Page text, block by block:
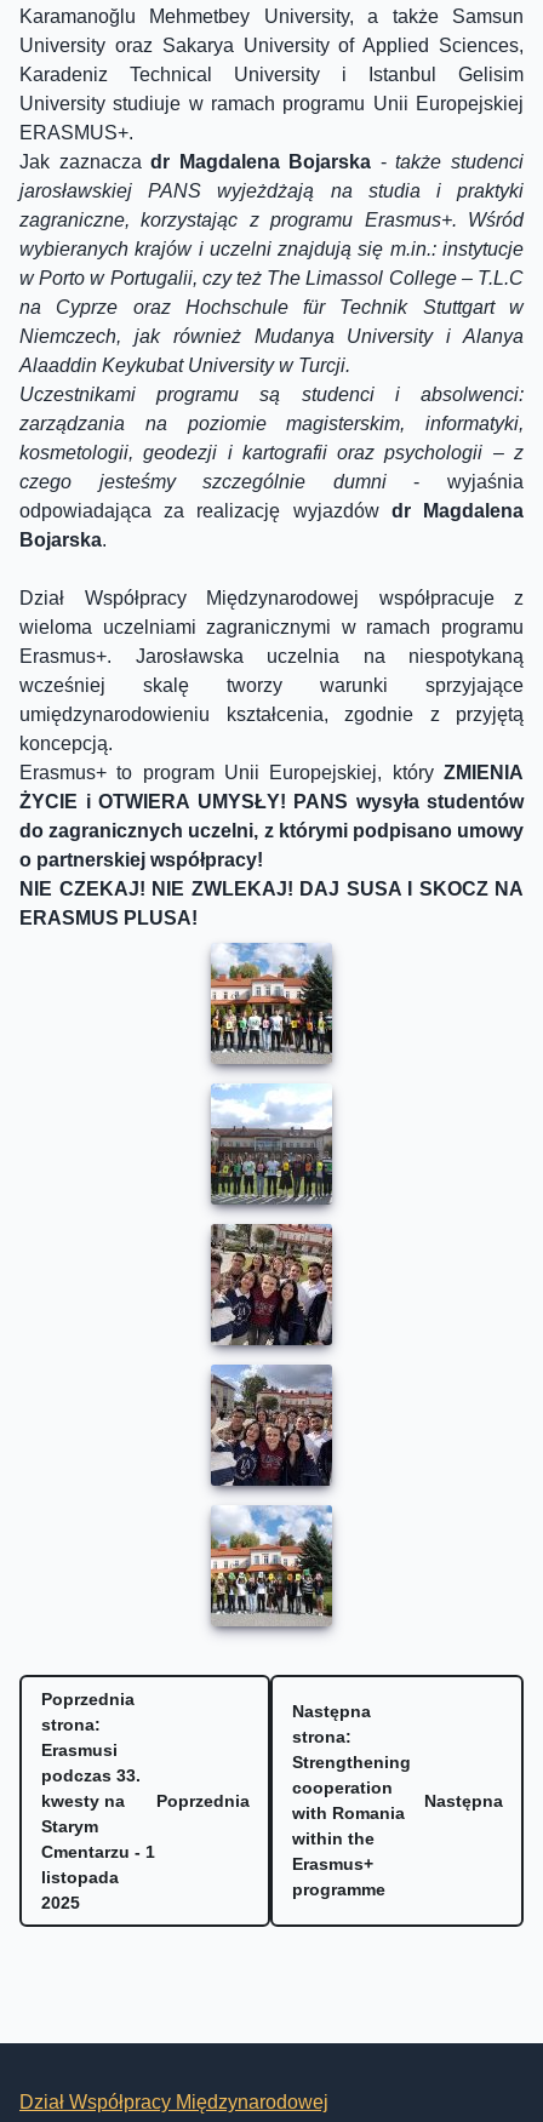
Karamanoğlu Mehmetbey University, a także Samsun
University oraz Sakarya University of Applied Sciences,
Karadeniz Technical University i Istanbul Gelisim
University studiuje w ramach programu Unii Europejskiej
ERASMUS+.
Jak zaznaczadr Magdalena Bojarska -także studenci
jarosławskiej PANS wyjeżdżają na studia i praktyki
zagraniczne, korzystając z programu Erasmus+. Wśród
wybieranych krajów i uczelni znajdują się m.in.: instytucje
w Porto w Portugalii, czy też The Limassol College – T.L.C
na Cyprze oraz Hochschule für Technik Stuttgart w
Niemczech, jak również Mudanya University i Alanya
Alaaddin Keykubat University w Turcji.
Uczestnikami programu są studenci i absolwenci:
zarządzania na poziomie magisterskim, informatyki,
kosmetologii, geodezji i kartografii oraz psychologii – z
czego jesteśmy szczególnie dumni- wyjaśnia
odpowiadająca za realizację wyjazdów dr Magdalena
Bojarska.
Dział Współpracy Międzynarodowej współpracuje z
wieloma uczelniami zagranicznymi w ramach programu
Erasmus+. Jarosławska uczelnia na niespotykaną
wcześniej skalę tworzy warunki sprzyjające
umiędzynarodowieniu kształcenia, zgodnie z przyjętą
koncepcją.
Erasmus+ to program Unii Europejskiej, któryZMIENIA
ŻYCIE i OTWIERA UMYSŁY! PANS wysyła studentów
do zagranicznych uczelni, z którymi podpisano umowy
o partnerskiej współpracy!
NIE CZEKAJ! NIE ZWLEKAJ! DAJ SUSA I SKOCZ NA
ERASMUS PLUSA!
Poprzednia
strona:
Erasmusi
podczas 33.
kwesty na
Starym
Cmentarzu - 1
listopada
2025
Poprzednia
Następna
strona:
Strengthening
cooperation
with Romania
within the
Erasmus+
programme
Następna
Dział Współpracy Międzynarodowej